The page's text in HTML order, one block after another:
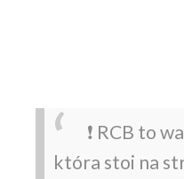
❗ RCB to
która stoi na